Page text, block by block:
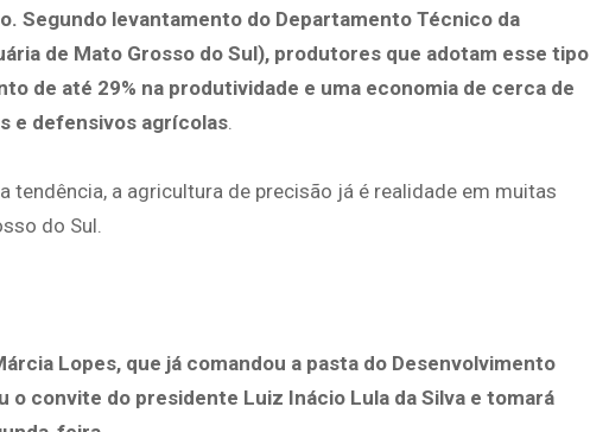
Segundo levantamento do Departamento Técnico da
de Mato Grosso do Sul), produtores que adotam esse tipo
de até 29% na produtividade e uma economia de cerca de
e defensivos agrícolas.
tendência, a agricultura de precisão já é realidade em muitas
do Sul.
Lopes, que já comandou a pasta do Desenvolvimento
convite do presidente Luiz Inácio Lula da Silva e tomará